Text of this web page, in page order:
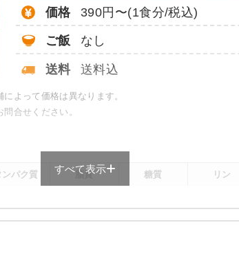
竹輪と野菜の胡麻よごし
※メニューの補足
価格 390円〜(1食分/税込)
ご飯 なし
送料 送料込
よって価格は異なります。
合せください。
ンパク質 脂質 糖質 リン
すべて表示